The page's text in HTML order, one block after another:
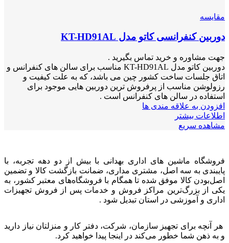
مقایسه
دوربین کنفرانسی کاتو مدل KT-HD91AL
جهت مشاوره و خرید تماس بگیرید .
دوربین کاتو مدل KT-HD91AL مناسب برای سالن های کنفرانس و
اتاق جلسات ساخت کشور چین می باشد، که به علت کیفیت و
رزولوشن مناسب از پرفروش ترین دوربین هایی موجود برای
استفاده در سالن های کنفرانس است .
افزودن به علاقه مندی ها
اطلاعات بیشتر
مشاهده سریع
فروشگاه ماشین های اداری بهدانی با بیش از دو دهه تجربه، با
پایبندی به سه اصل، مشتری مداری، ضمانت بازگشت کالا و تضمین
اصل‌بودن کالا موفق شده تا همگام با فروشگاه‌های معتبر کشور، به
یکی از بزرگ‌ترین مراکز فروش و خدمات پس از فروش تجهیزات
اداری و آموزشی در استان تبدیل شود .
هر آنچه برای تجهیز سازمان، شرکت، دفتر کار و منزلتان نیاز دارید
و به ذهن شما خطور می‌کند در اینجا پیدا خواهید کرد.